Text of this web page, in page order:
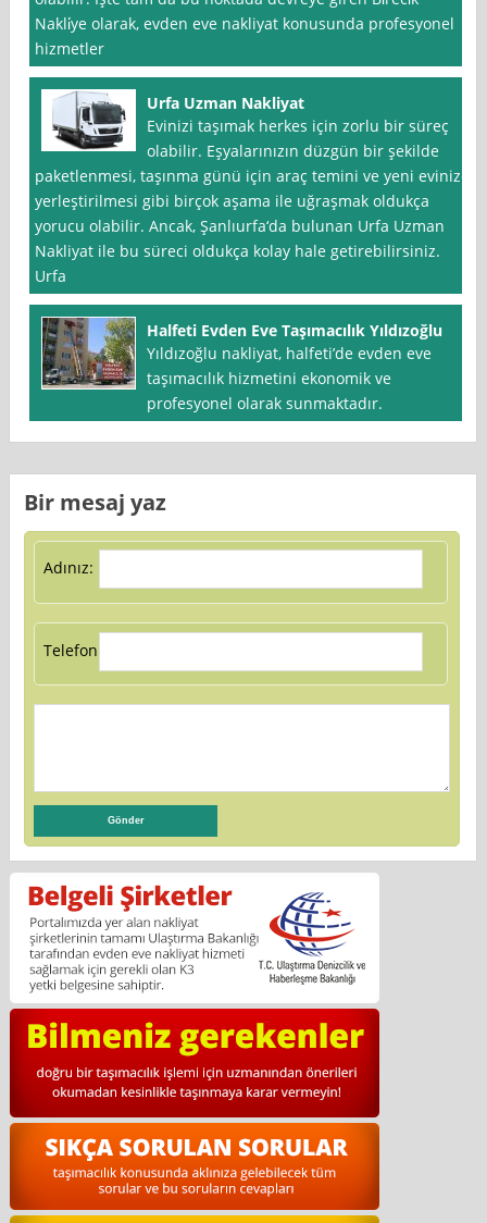
Nakli̇ye olarak, evden eve nakliyat konusunda profesyonel
hizmetler
Urfa Uzman Nakliyat
Evinizi taşımak herkes için zorlu bir süreç
olabilir. Eşyalarınızın düzgün bir şekilde
paketlenmesi, taşınma günü için araç temini ve yeni evinize
yerleştirilmesi gibi birçok aşama ile uğraşmak oldukça
yorucu olabilir. Ancak, Şanlıurfa‘da bulunan Urfa Uzman
Nakliyat ile bu süreci oldukça kolay hale getirebilirsiniz.
Urfa
Halfeti Evden Eve Taşımacılık Yıldızoğlu
Yıldızoğlu nakliyat, halfeti’de evden eve
taşımacılık hizmetini ekonomik ve
profesyonel olarak sunmaktadır.
Bir mesaj yaz
Adınız:
Telefon: